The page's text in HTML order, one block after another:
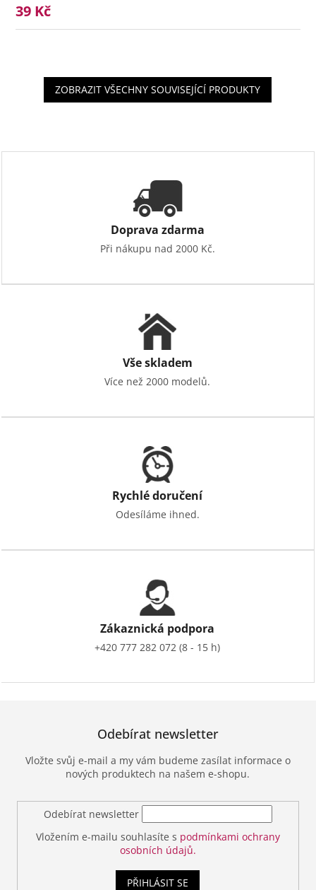
39 Kč
ZOBRAZIT VŠECHNY SOUVISEJÍCÍ PRODUKTY
Doprava zdarma
Při nákupu nad 2000 Kč.
Vše skladem
Více než 2000 modelů.
Rychlé doručení
Odesíláme ihned.
Zákaznická podpora
+420 777 282 072 (8 - 15 h)
Odebírat newsletter
Vložte svůj e-mail a my vám budeme zasílat informace o
nových produktech na našem e-shopu.
Odebírat newsletter
Vložením e-mailu souhlasíte s podmínkami ochrany
osobních údajů.
PŘIHLÁSIT SE